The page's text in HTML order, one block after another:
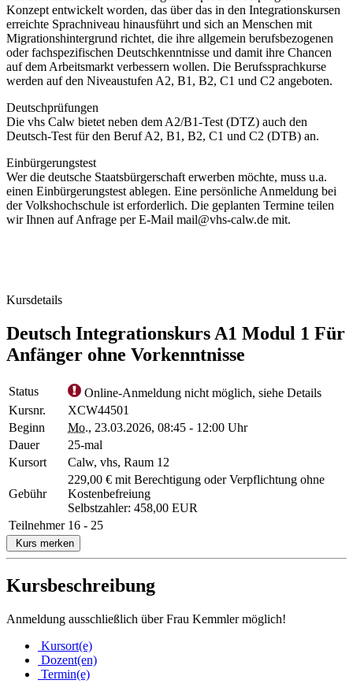
Konzept entwickelt worden, das über das in den Integrationskursen
erreichte Sprachniveau hinausführt und sich an Menschen mit
Migrationshintergrund richtet, die ihre allgemein berufsbezogenen
oder fachspezifischen Deutschkenntnisse und damit ihre Chancen
auf dem Arbeitsmarkt verbessern wollen. Die Berufssprachkurse
werden auf den Niveaustufen A2, B1, B2, C1 und C2 angeboten.
Deutschprüfungen
Die vhs Calw bietet neben dem A2/B1-Test (DTZ) auch den
Deutsch-Test für den Beruf A2, B1, B2, C1 und C2 (DTB) an.
Einbürgerungstest
Wer die deutsche Staatsbürgerschaft erwerben möchte, muss u.a.
einen Einbürgerungstest ablegen. Eine persönliche Anmeldung bei
der Volkshochschule ist erforderlich. Die geplanten Termine teilen
wir Ihnen auf Anfrage per E-Mail mail@vhs-calw.de mit.
Kursdetails
Deutsch Integrationskurs A1 Modul 1 Für
Anfänger ohne Vorkenntnisse
Status
Online-Anmeldung nicht möglich, siehe Details
Kursnr.
XCW44501
Beginn
Mo., 23.03.2026, 08:45 - 12:00 Uhr
Dauer
25-mal
Kursort
Calw, vhs, Raum 12
Gebühr
229,00 € mit Berechtigung oder Verpflichtung ohne
Kostenbefreiung
Selbstzahler: 458,00 EUR
Teilnehmer 16 - 25
Kurs merken
Kursbeschreibung
Anmeldung ausschließlich über Frau Kemmler möglich!
Kursort(e)
Dozent(en)
Termin(e)